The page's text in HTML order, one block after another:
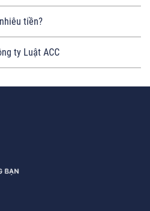
tiền?
ty Luật ACC